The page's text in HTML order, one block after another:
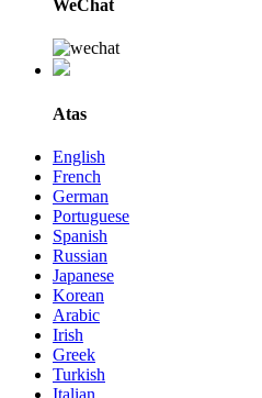
WeChat
Atas
English
French
German
Portuguese
Spanish
Russian
Japanese
Korean
Arabic
Irish
Greek
Turkish
Italian